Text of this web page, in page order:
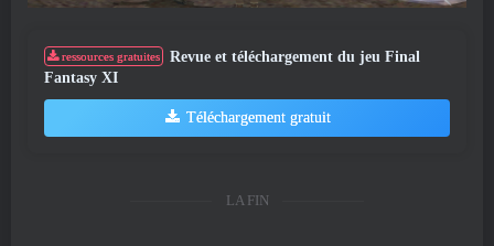
ressources gratuites
Revue et téléchargement du jeu Final
Fantasy XI
Téléchargement gratuit
LA FIN